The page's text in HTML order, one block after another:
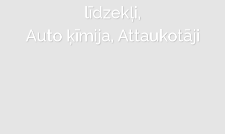
līdzekļi,
Auto ķīmija, Attaukotāji